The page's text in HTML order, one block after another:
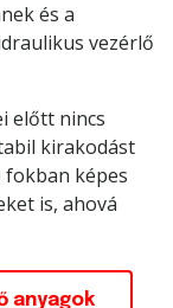
és a
vezérlő
előtt nincs
kirakodást
képes
is, ahová
anyagok